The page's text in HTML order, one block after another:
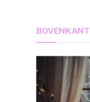
BOVENKANT